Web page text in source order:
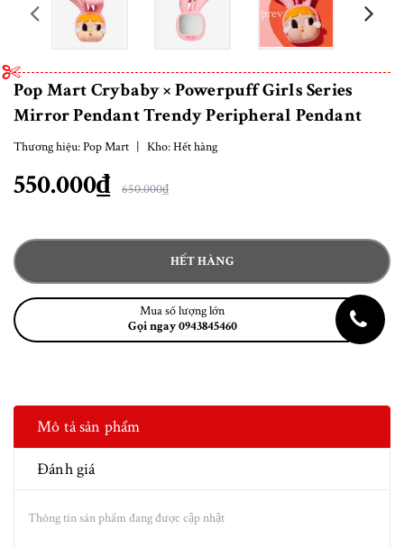
prev
Pop Mart Crybaby × Powerpuff Girls Series
Mirror Pendant Trendy Peripheral Pendant
Thương hiệu:Pop Mart | Kho:Hết hàng
550.000₫ 650.000₫
HẾT HÀNG
Mua số lượng lớn
Gọi ngay 0943845460
Mô tả sản phẩm
Đánh giá
Thông tin sản phẩm đang được cập nhật